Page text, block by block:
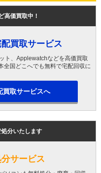
高価買取中！
買取サービス
ト、Applewatchなどを高価買取
全国どこへでも無料で宅配回収に
買取サービスへ
分いたします
サービス